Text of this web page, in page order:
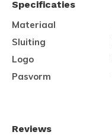
Specificaties
Materiaal
Sluiting
Logo
Pasvorm
Reviews